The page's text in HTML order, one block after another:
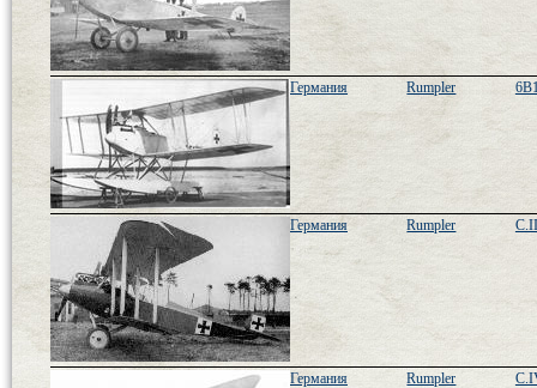
Германия Rumpler
Германия Rumpler
Германия Rumpler